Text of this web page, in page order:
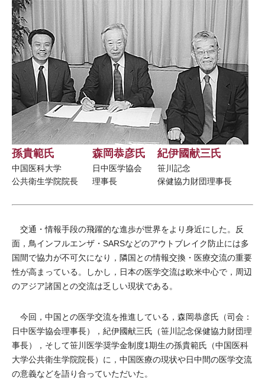
孫貴範氏
中国医科大学
公共衛生学院院長
森岡恭彦氏
日中医学協会
理事長
紀伊國献三氏
笹川記念
保健協力財団理事長
交通・情報手段の飛躍的な進歩が世界をより身近にした。反
面，鳥インフルエンザ・SARSなどのアウトブレイク防止には多
国間で協力が不可欠になり，隣国との情報交換・医療交流の重要
性が高まっている。しかし，日本の医学交流は欧米中心で，周辺
のアジア諸国との交流は乏しい現状である。
今回，中国との医学交流を推進している，森岡恭彦氏（司会：
日中医学協会理事長），紀伊國献三氏（笹川記念保健協力財団理
事長），そして笹川医学奨学金制度1期生の孫貴範氏（中国医科
大学公共衛生学院院長）に，中国医療の現状や日中間の医学交流
の意義などを語り合っていただいた。